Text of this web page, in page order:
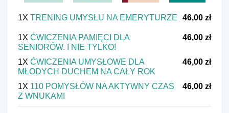
1X TRENING UMYSŁU NA EMERYTURZE 46,00 zł
1X ĆWICZENIA PAMIĘCI DLA
SENIORÓW. I NIE TYLKO!
46,00 zł
1X ĆWICZENIA UMYSŁOWE DLA
MŁODYCH DUCHEM NA CAŁY ROK
46,00 zł
1X 110 POMYSŁÓW NA AKTYWNY CZAS
Z WNUKAMI
46,00 zł